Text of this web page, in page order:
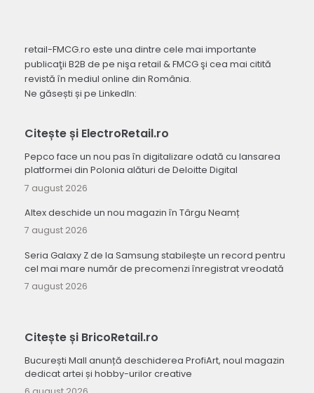
retail-FMCG.ro este una dintre cele mai importante
publicaţii B2B de pe nişa retail & FMCG şi cea mai citită
revistă în mediul online din România.
Ne găsești și pe LinkedIn:
Citește și ElectroRetail.ro
Pepco face un nou pas în digitalizare odată cu lansarea
platformei din Polonia alături de Deloitte Digital
7 august 2026
Altex deschide un nou magazin în Târgu Neamț
7 august 2026
Seria Galaxy Z de la Samsung stabilește un record pentru
cel mai mare număr de precomenzi înregistrat vreodată
7 august 2026
Citește și BricoRetail.ro
București Mall anunță deschiderea ProfiArt, noul magazin
dedicat artei și hobby-urilor creative